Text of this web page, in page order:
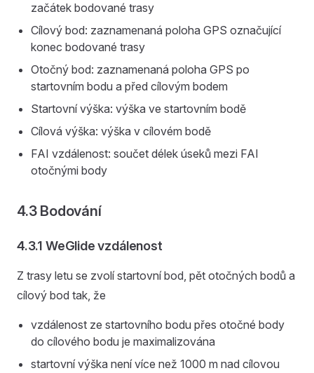
začátek bodované trasy
Cílový bod: zaznamenaná poloha GPS označující
konec bodované trasy
Otočný bod: zaznamenaná poloha GPS po
startovním bodu a před cílovým bodem
Startovní výška: výška ve startovním bodě
Cílová výška: výška v cílovém bodě
FAI vzdálenost: součet délek úseků mezi FAI
otočnými body
4.3 Bodování
4.3.1 WeGlide vzdálenost
Z trasy letu se zvolí startovní bod, pět otočných bodů a
cílový bod tak, že
vzdálenost ze startovního bodu přes otočné body
do cílového bodu je maximalizována
startovní výška není více než 1000 m nad cílovou